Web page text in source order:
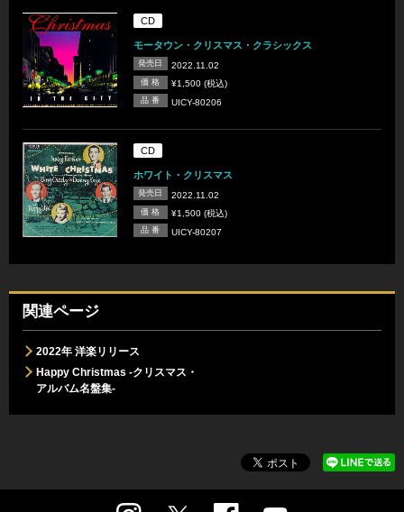
CD
モータウン・クリスマス・クラシックス
発売日 2022.11.02
価 格 ¥1,500 (税込)
品 番 UICY-80206
CD
ホワイト・クリスマス
発売日 2022.11.02
価 格 ¥1,500 (税込)
品 番 UICY-80207
関連ページ
2022年 洋楽リリース
Happy Christmas -クリスマス・
アルバム名盤集-